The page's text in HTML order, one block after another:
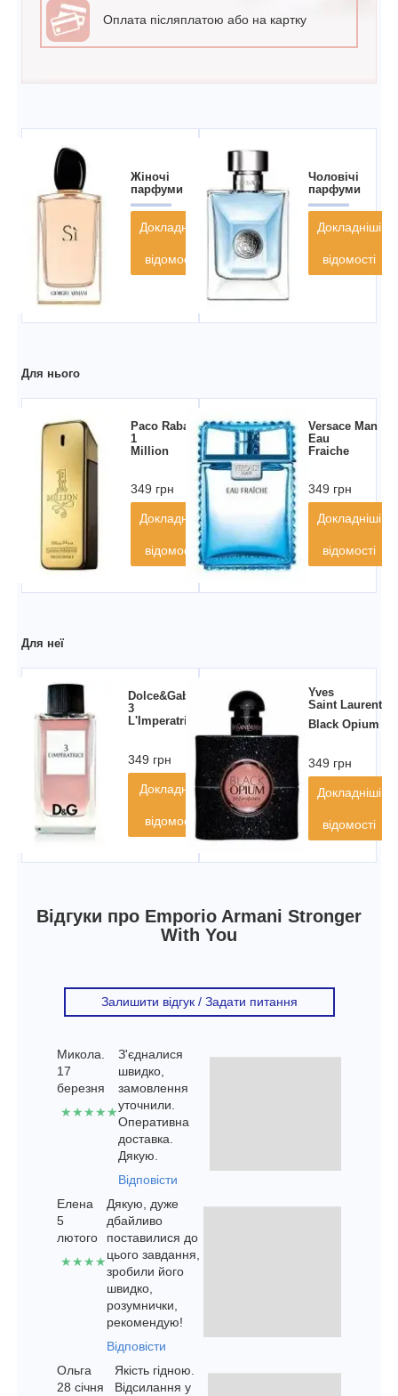
Оплата післяплатою або на картку
Жіночі
парфуми
Докладніші
відомості
Чоловічі
парфуми
Докладніші
відомості
Для нього
Paco Rabanne
1
Million
349 грн
Докладніші
відомості
Versace Man
Eau
Fraiche
349 грн
Докладніші
відомості
Для неї
Dolce&Gabbana
3
L'Imperatrice
349 грн
Докладніші
відомості
Yves
Saint Laurent
Black Opium
349 грн
Докладніші
відомості
Відгуки про Emporio Armani Stronger
With You
Залишити відгук / Задати питання
Микола.
17
березня
★★★★★
З'єдналися
швидко,
замовлення
уточнили.
Оперативна
доставка.
Дякую.
Відповісти
Елена
5
лютого
★★★★
Дякую, дуже
дбайливо
поставилися до
цього завдання,
зробили його
швидко,
розумнички,
рекомендую!
Відповісти
Ольга
28 січня
Якість гідною.
Відсилання у